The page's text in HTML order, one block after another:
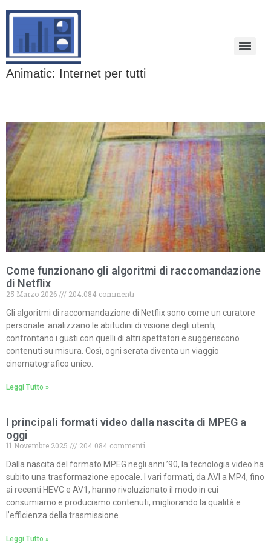
Animatic: Internet per tutti
Come funzionano gli algoritmi di raccomandazione
di Netflix
25 Marzo 2026
204.084 commenti
Gli algoritmi di raccomandazione di Netflix sono come un curatore
personale: analizzano le abitudini di visione degli utenti,
confrontano i gusti con quelli di altri spettatori e suggeriscono
contenuti su misura. Così, ogni serata diventa un viaggio
cinematografico unico.
Leggi Tutto »
I principali formati video dalla nascita di MPEG a
oggi
11 Novembre 2025
204.084 commenti
Dalla nascita del formato MPEG negli anni ’90, la tecnologia video ha
subito una trasformazione epocale. I vari formati, da AVI a MP4, fino
ai recenti HEVC e AV1, hanno rivoluzionato il modo in cui
consumiamo e produciamo contenuti, migliorando la qualità e
l’efficienza della trasmissione.
Leggi Tutto »